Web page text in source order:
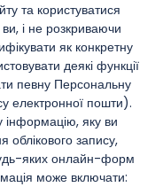
та користуватися
і не розкриваючи
як конкретну
деякі функції
певну Персональну
електронної пошти).
яку ви
облікового запису,
яких онлайн-форм
може включати: